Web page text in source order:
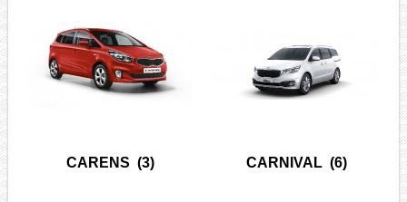
CARENS (3) CARNIVAL(6)